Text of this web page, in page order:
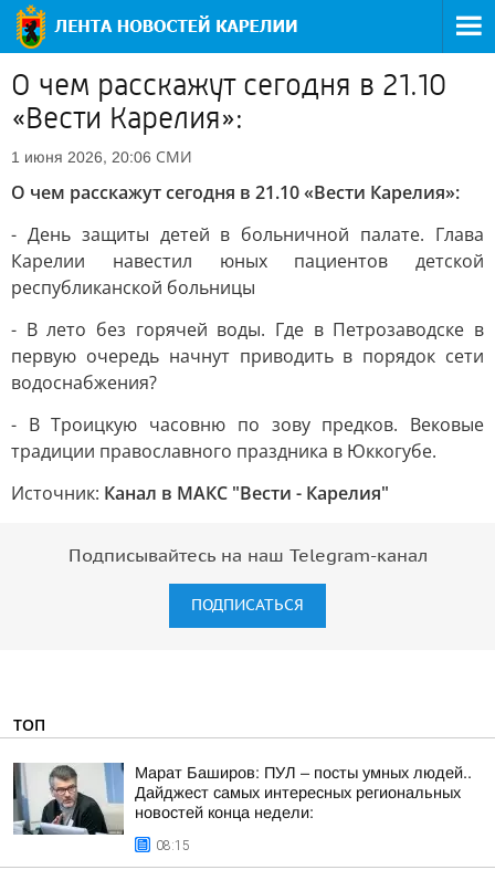
О чем расскажут сегодня в 21.10
«Вести Карелия»:
1 июня 2026, 20:06 СМИ
О чем расскажут сегодня в 21.10 «Вести Карелия»:
- День защиты детей в больничной палате. Глава
Карелии навестил юных пациентов детской
республиканской больницы
- В лето без горячей воды. Где в Петрозаводске в
первую очередь начнут приводить в порядок сети
водоснабжения?
- В Троицкую часовню по зову предков. Вековые
традиции православного праздника в Юккогубе.
Источник: Канал в МАКС "Вести - Карелия"
Подписывайтесь на наш Telegram-канал
ПОДПИСАТЬСЯ
ТОП
Марат Баширов: ПУЛ – посты умных людей..
Дайджест самых интересных региональных
новостей конца недели:
08:15